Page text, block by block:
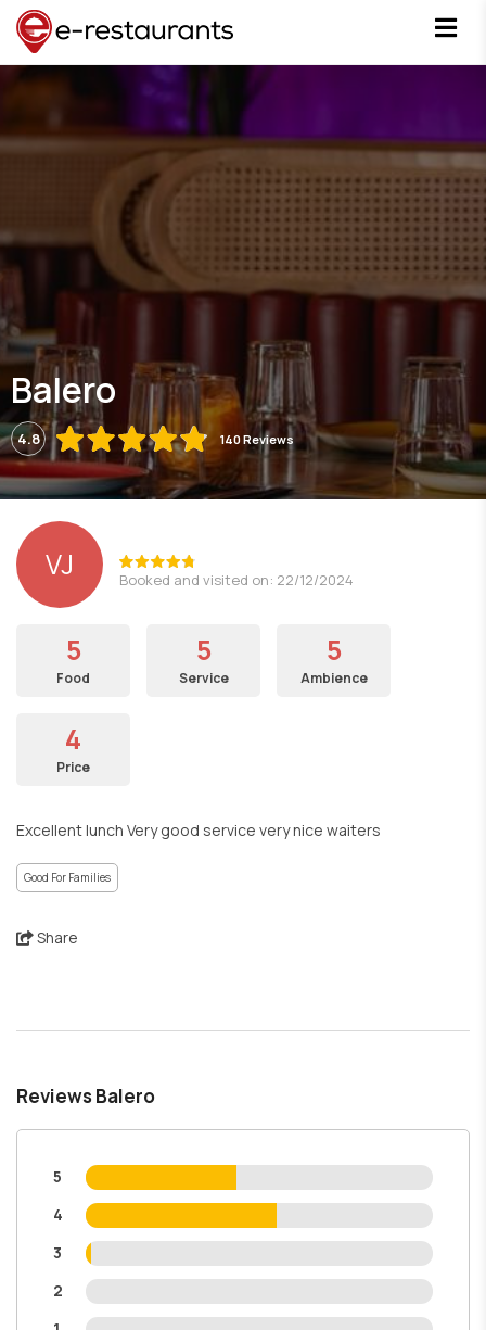
Balero
4.8 140 Reviews
VJ Booked and visited on: 22/12/2024
5
Food
5
Service
5
Ambience
4
Price
Excellent lunch Very good service very nice waiters
Good For Families
Share
Reviews Balero
5
4
3
2